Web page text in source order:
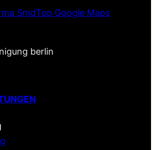
SmdTop Google Maps
berlin